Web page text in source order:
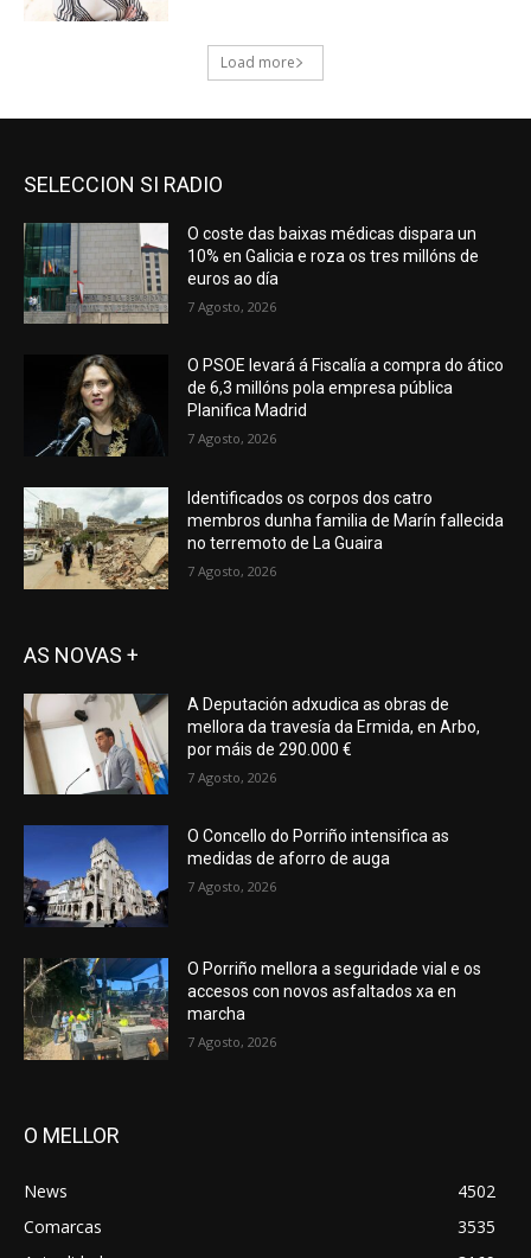
SELECCION SI RADIO
O coste das baixas médicas dispara un
10% en Galicia e roza os tres millóns de
euros ao día
7 Agosto, 2026
O PSOE levará á Fiscalía a compra do ático
de 6,3 millóns pola empresa pública
Planifica Madrid
7 Agosto, 2026
Identificados os corpos dos catro
membros dunha familia de Marín fallecida
no terremoto de La Guaira
7 Agosto, 2026
AS NOVAS +
A Deputación adxudica as obras de
mellora da travesía da Ermida, en Arbo,
por máis de 290.000 €
7 Agosto, 2026
O Concello do Porriño intensifica as
medidas de aforro de auga
7 Agosto, 2026
O Porriño mellora a seguridade vial e os
accesos con novos asfaltados xa en
marcha
7 Agosto, 2026
O MELLOR
News
4502
Comarcas
3535